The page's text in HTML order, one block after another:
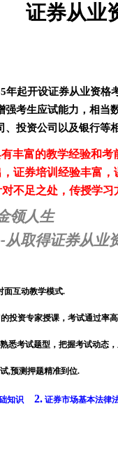
证券从业
年起开设证券从业资格
强考生应试能力，相当
、投资公司以及银行等
丰富的教学经验和
证券培训经验丰富
不足之处，传授学
领人生
从取得证券从业
面互动教学模式.
投资专家授课，考试通过率高
悉考试题型，把握考试动态
,预测押题精准到位.
知识 2. 证券市场基本法律